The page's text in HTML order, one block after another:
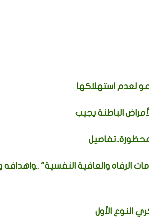
الباطنة يجيب
والعافية النفسية" ..واهدافه
النوع الأول